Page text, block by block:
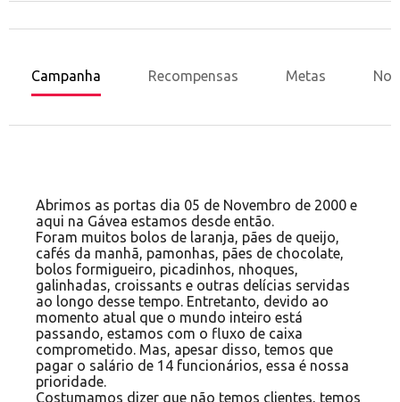
Campanha Recompensas Metas
Abrimos as portas dia 05 de Novembro de 2000 e
aqui na Gávea estamos desde então.
Foram muitos bolos de laranja, pães de queijo,
cafés da manhã, pamonhas, pães de chocolate,
bolos formigueiro, picadinhos, nhoques,
galinhadas, croissants e outras delícias servidas
ao longo desse tempo. Entretanto, devido ao
momento atual que o mundo inteiro está
passando, estamos com o fluxo de caixa
comprometido. Mas, apesar disso, temos que
pagar o salário de 14 funcionários, essa é nossa
prioridade.
Costumamos dizer que não temos clientes, temos